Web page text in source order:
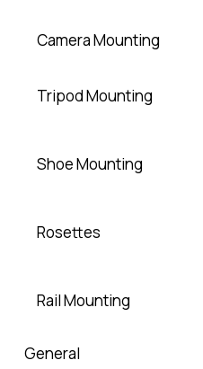
Camera Mounting
Tripod Mounting
Shoe Mounting
Rosettes
Rail Mounting
General